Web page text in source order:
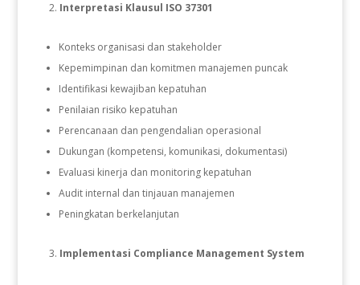
Interpretasi Klausul ISO 37301
Konteks organisasi dan stakeholder
Kepemimpinan dan komitmen manajemen puncak
Identifikasi kewajiban kepatuhan
Penilaian risiko kepatuhan
Perencanaan dan pengendalian operasional
Dukungan (kompetensi, komunikasi, dokumentasi)
Evaluasi kinerja dan monitoring kepatuhan
Audit internal dan tinjauan manajemen
Peningkatan berkelanjutan
Implementasi Compliance Management System